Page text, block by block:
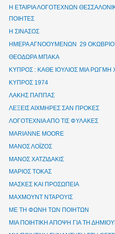
Η ΕΤΑΙΡΙΑ ΛΟΓΟΤΕΧΝΩΝ
ΠΟΙΗΤΕΣ
Η ΣΙΝΑΣΟΣ
ΗΜΕΡΑ ΑΓΝΟΟΥΜΕΝΩΝ 29
ΘΕΟΔΩΡΑ ΜΠΑΚΑ
ΚΥΠΡΟΣ : ΚΑΘΕ ΙΟΥΛΙΟΣ ΜΙΑ
ΚΥΠΡΟΣ 1974
ΛΑΚΗΣ ΠΑΠΠΑΣ
ΛΕΞΕΙΣ ΑΙΧΜΗΡΕΣ ΣΑΝ ΠΡΟΚΕΣ
ΛΟΓΟΤΕΧΝΙΑ ΑΠΟ ΤΙΣ ΦΥΛΑΚΕΣ
ΜΑRIANNE MOORE
ΜΑΝΟΣ ΛΟΪΖΟΣ
ΜΑΝΟΣ ΧΑΤΖΙΔΑΚΙΣ
ΜΑΡΙΟΣ ΤΟΚΑΣ
ΜΑΣΚΕΣ ΚΑΙ ΠΡΟΣΩΠΕΙΑ
ΜΑΧΜΟΥΝΤ ΝΤΑΡΟΥΙΣ
ΜΕ ΤΗ ΦΩΝΗ ΤΩΝ ΠΟΙΗΤΩΝ
ΜΙΑ ΠΟΙΗΤΙΚΗ ΑΠΟΨΗ ΓΙΑ ΤΗ